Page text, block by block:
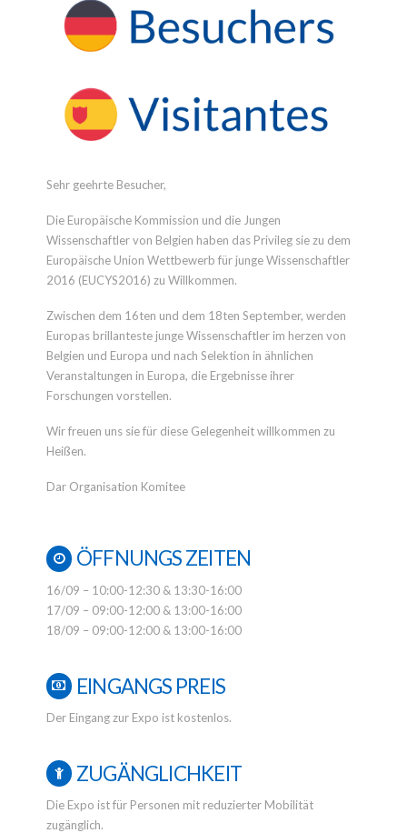
Sehr geehrte Besucher,
Die Europäische Kommission und die Jungen
Wissenschaftler von Belgien haben das Privileg sie zu dem
Europäische Union Wettbewerb für junge Wissenschaftler
2016 (EUCYS2016) zu Willkommen.
Zwischen dem 16ten und dem 18ten September, werden
Europas brillanteste junge Wissenschaftler im herzen von
Belgien und Europa und nach Selektion in ähnlichen
Veranstaltungen in Europa, die Ergebnisse ihrer
Forschungen vorstellen.
Wir freuen uns sie für diese Gelegenheit willkommen zu
Heißen.
Dar Organisation Komitee
ÖFFNUNGS ZEITEN
16/09 – 10:00-12:30 & 13:30-16:00
17/09 – 09:00-12:00 & 13:00-16:00
18/09 – 09:00-12:00 & 13:00-16:00
EINGANGS PREIS
Der Eingang zur Expo ist kostenlos.
ZUGÄNGLICHKEIT
Die Expo ist für Personen mit reduzierter Mobilität
zugänglich.